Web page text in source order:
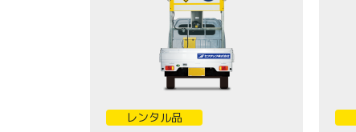
レンタル品